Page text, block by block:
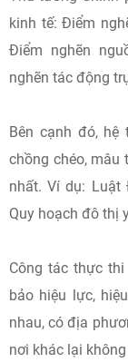
kinh tế: Điểm
Điểm nghẽn
nghẽn tác động
Bên cạnh đó,
chồng chéo, mâu
nhất. Ví dụ: Luật
Quy hoạch đô thị
Công tác thực
bảo hiệu lực,
nhau, có địa
nơi khác lại